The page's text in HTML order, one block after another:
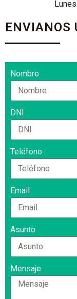
ENVIANOS
Nombre
DNI
Teléfono
Email
Asunto
Mensaje